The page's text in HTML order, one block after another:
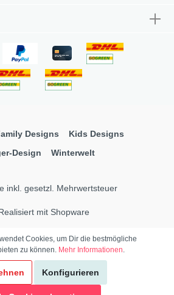
Designs
Kids Designs
Design
Winterwelt
inkl. gesetzl. Mehrwertsteuer
mit Shopware
Cookies, um Dir die bestmögliche
zu können. Mehr Informationen.
Konfigurieren